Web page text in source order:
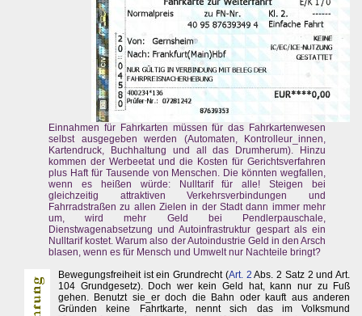
Einnahmen für Fahrkarten müssen für das Fahrkartenwesen
selbst ausgegeben werden (Automaten, Kontrolleur_innen,
Kartendruck, Buchhaltung und all das Drumherum). Hinzu
kommen der Werbeetat und die Kosten für Gerichtsverfahren
plus Haft für Tausende von Menschen. Die könnten wegfallen,
wenn es heißen würde: Nulltarif für alle! Steigen bei
gleichzeitig attraktiven Verkehrsverbindungen und
Fahrradstraßen zu allen Zielen in der Stadt dann immer mehr
um, wird mehr Geld bei Pendlerpauschale,
Dienstwagenabsetzung und Autoinfrastruktur gespart als ein
Nulltarif kostet. Warum also der Autoindustrie Geld in den Arsch
blasen, wenn es für Mensch und Umwelt nur Nachteile bringt?
Bewegungsfreiheit ist ein Grundrecht (Art. 2 Abs. 2 Satz 2 und Art.
104 Grundgesetz). Doch wer kein Geld hat, kann nur zu Fuß
gehen. Benutzt sie_er doch die Bahn oder kauft aus anderen
Gründen keine Fahrtkarte, nennt sich das im Volksmund